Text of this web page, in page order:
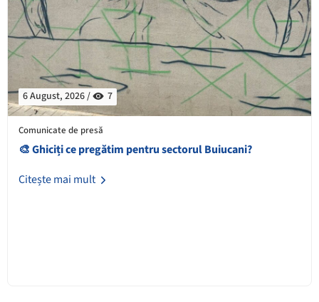
6 August, 2026 / 7
Comunicate de presă
🎨 Ghiciți ce pregătim pentru sectorul Buiucani?
Citește mai mult